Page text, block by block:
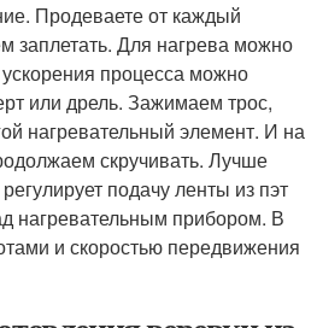
Продеваете от каждый
заплетать. Для нагрева можно
процесса можно
или дрель. Зажимаем трос,
нагревательный элемент. И на
скручивать. Лучше
подачу ленты из пэт
нагревательным прибором. В
и скоростью передвижения